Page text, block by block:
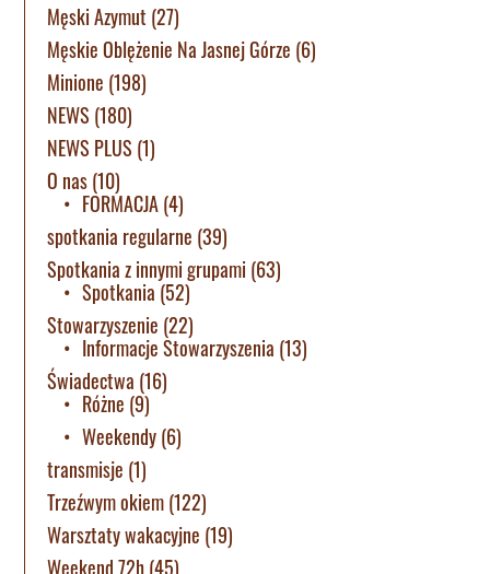
Męski Azymut (27)
Męskie Oblężenie Na Jasnej Górze (6)
Minione (198)
NEWS (180)
NEWS PLUS (1)
O nas(10)
FORMACJA(4)
spotkania regularne (39)
Spotkania z innymi grupami (63)
Spotkania (52)
Stowarzyszenie (22)
Informacje Stowarzyszenia (13)
Świadectwa (16)
Różne (9)
Weekendy(6)
transmisje (1)
Trzeźwym okiem(122)
Warsztaty wakacyjne (19)
Weekend 72h(45)